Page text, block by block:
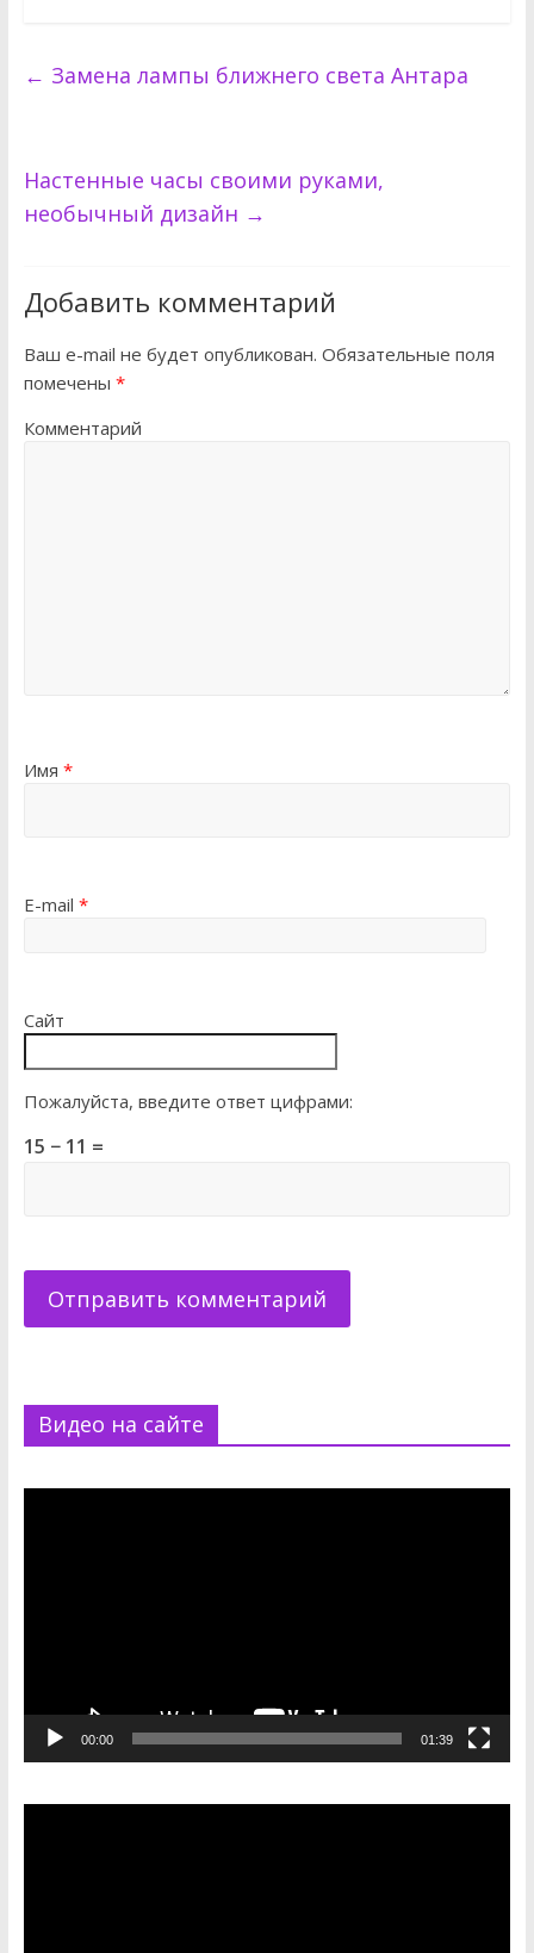
← Замена лампы ближнего света Антара
Настенные часы своими руками,
необычный дизайн →
Добавить комментарий
Ваш e-mail не будет опубликован. Обязательные поля
помечены *
Комментарий
Имя *
E-mail *
Сайт
Пожалуйста, введите ответ цифрами:
15 − 11 =
Видео на сайте
00:00 01:39